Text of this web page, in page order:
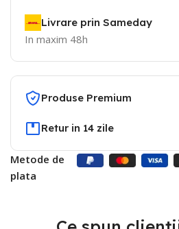
Livrare prin Sameday
In maxim 48h
Produse Premium
Retur in 14 zile
Metode de
plata